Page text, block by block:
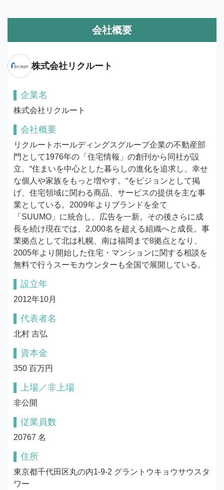
会社概要
株式会社リクルート
企業名
株式会社リクルート
会社概要
リクルートホールディングスグループ企業の不動産部
門として1976年の「住宅情報」の創刊から同社が設
立。“住まいを中心とした暮らしの進化を追求し、幸せ
な個人や家族をもっと増やす。“をビジョンとして掲
げ、住宅領域に関わる商品、サービスの提供を主な事
業としている。2009年よりブランドを全て
「SUUMO」に統合し、広告を一新。その後さらに成
長を続け現在では、2,000名を超える組織へと成長。事
業拠点として北は札幌、南は福岡まで8拠点となり、
2005年より開始した住宅・マンションに関する相談を
無料で行うスーモカウンターも全国で展開している。
設立年
2012年10月
代表者名
北村 吉弘
資本金
350 百万円
上場／非上場
非公開
従業員数
20767 名
住所
東京都千代田区丸の内1-9-2 グラントウキョウサウスタ
ワー